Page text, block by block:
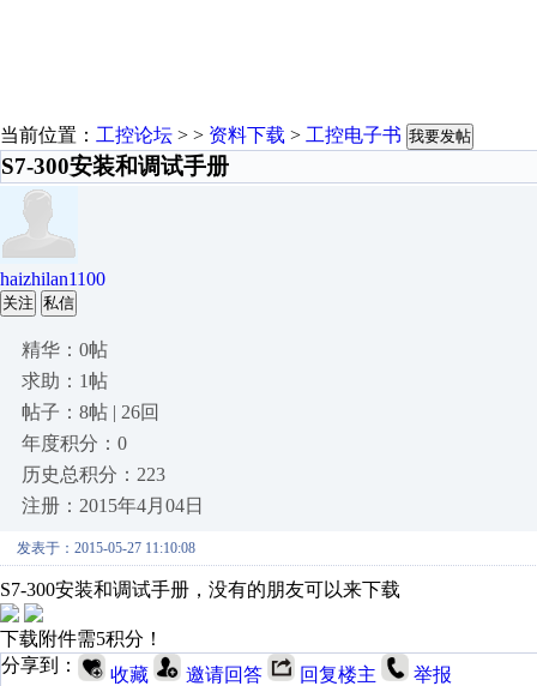
当前位置： 工控论坛 > > 资料下载 > 工控电子书 我要发帖
S7-300安装和调试手册
haizhilan1100
关注 私信
精华：0帖
求助：1帖
帖子：8帖 | 26回
年度积分：0
历史总积分：223
注册：2015年4月04日
发表于：2015-05-27 11:10:08
S7-300安装和调试手册，没有的朋友可以来下载
下载附件需5积分！
分享到：
收藏 邀请回答 回复楼主 举报